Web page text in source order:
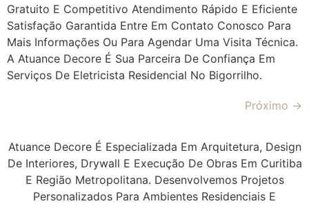
Gratuito E Competitivo Atendimento Rápido E Eficiente
Satisfação Garantida Entre Em Contato Conosco Para
Mais Informações Ou Para Agendar Uma Visita Técnica.
A Atuance Decore É Sua Parceira De Confiança Em
Serviços De Eletricista Residencial No Bigorrilho.
Próximo →
Atuance Decore É Especializada Em Arquitetura, Design
De Interiores, Drywall E Execução De Obras Em Curitiba
E Região Metropolitana. Desenvolvemos Projetos
Personalizados Para Ambientes Residenciais E